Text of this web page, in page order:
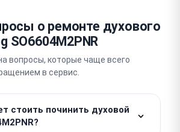
о ремонте духового
SO6604M2PNR
вопросы, которые чаще всего
в сервис.
стоить починить духовой